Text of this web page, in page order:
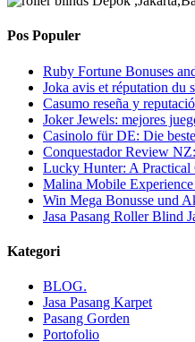
Pos Populer
Ruby Fortune Bonuses
Joka avis et réputation du
Casumo reseña y
Joker Jewels: mejores
Casinolo für DE: Die
Conquestador Review
Lucky Hunter: A Practical
Malina Mobile
Win Mega Bonusse und
Jasa Pasang Roller Blind
Kategori
BLOG.
Jasa Pasang Karpet
Pasang Gorden
Portofolio